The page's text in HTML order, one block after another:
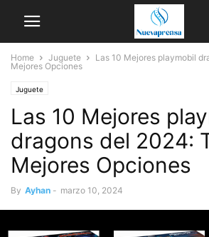
Home Juguete
Las 10 Mejores playmobil
Mejores Opciones
Juguete
Las 10 Mejores
dragons del 2024:
Mejores Opciones
By Ayhan - marzo 10, 2024